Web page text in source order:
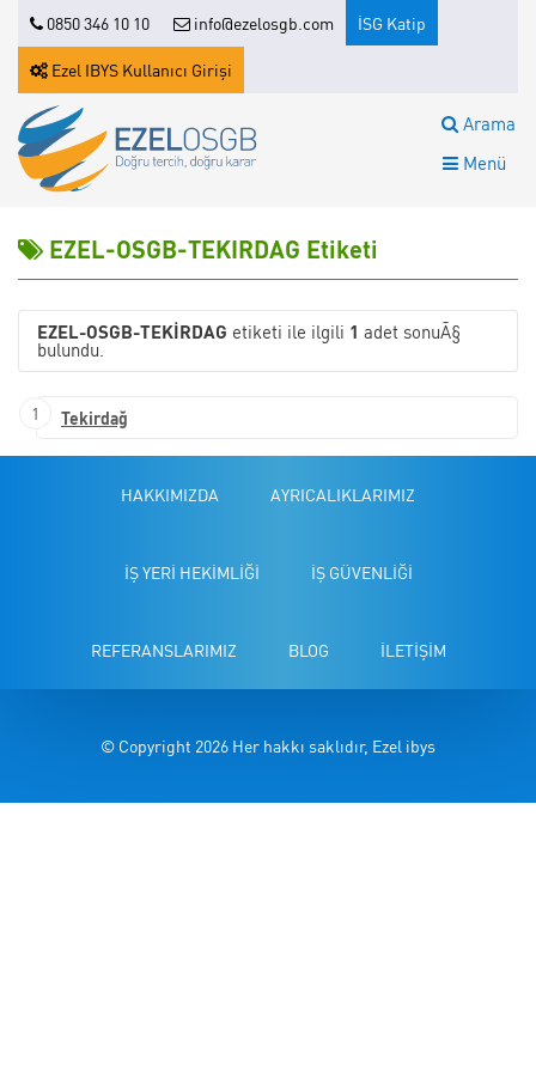
0850 346 10 10 info@ezelosgb.com İSG Katip
Ezel IBYS Kullanıcı Girişi
Arama
Menü
EZEL-OSGB-TEKIRDAG Etiketi
EZEL-OSGB-TEKIRDAG etiketi ile ilgili 1 adet sonuÃ§
bulundu.
1 Tekirdağ
HAKKIMIZDA AYRICALIKLARIMIZ
İŞ YERİ HEKİMLİĞİ İŞ GÜVENLİĞİ
REFERANSLARIMIZ BLOG İLETİŞİM
© Copyright 2026 Her hakkı saklıdır, Ezel ibys